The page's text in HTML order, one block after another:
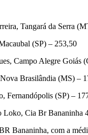
Tangará da Serra
(SP) – 253,50
Campo Alegre Goiás
Brasilândia (MS) –
Fernandópolis (SP) –
Cia Br Bananinha
Bananinha, com a